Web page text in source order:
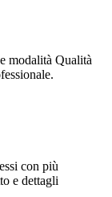
modalità Qualità
con più
e dettagli